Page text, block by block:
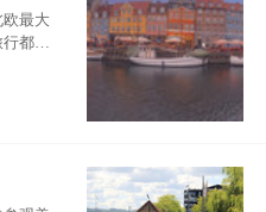
欧最大
都是